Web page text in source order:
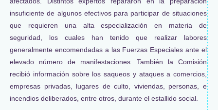
insuficiente de algunos efectivos para participar de situaciones
que requieren una alta especialización en materia de
seguridad, los cuales han tenido que realizar labores
generalmente encomendadas a las Fuerzas Especiales ante el
elevado número de manifestaciones. También la Comisión
recibió información sobre los saqueos y ataques a comercios,
empresas privadas, lugares de culto, viviendas, personas, e
incendios deliberados, entre otros, durante el estallido social.